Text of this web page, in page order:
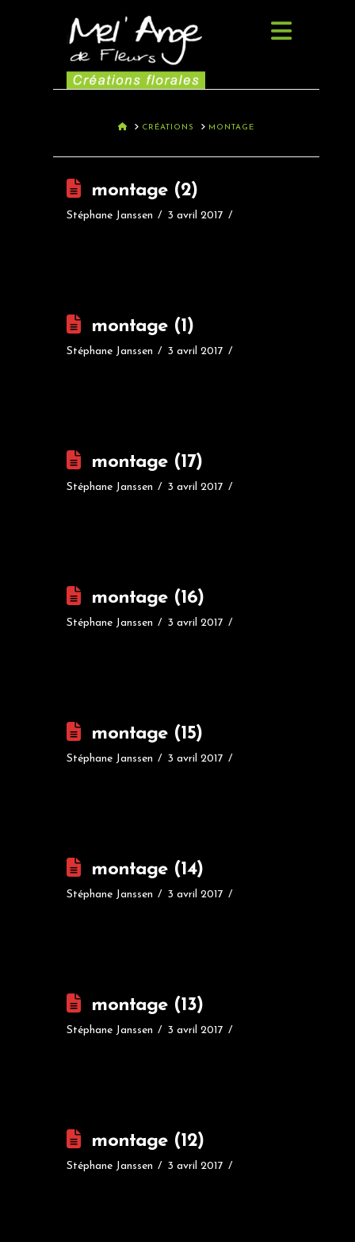
HOMECRÉATIONS MONTAGE
montage (2)
Stéphane Janssen 3 avril 2017
montage (1)
Stéphane Janssen 3 avril 2017
montage (17)
Stéphane Janssen 3 avril 2017
montage (16)
Stéphane Janssen 3 avril 2017
montage (15)
Stéphane Janssen 3 avril 2017
montage (14)
Stéphane Janssen 3 avril 2017
montage (13)
Stéphane Janssen 3 avril 2017
montage (12)
Stéphane Janssen 3 avril 2017